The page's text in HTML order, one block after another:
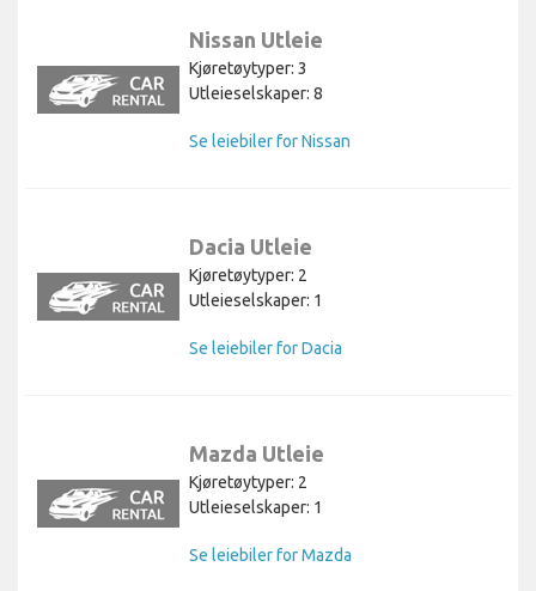
Nissan Utleie
Kjøretøytyper: 3
Utleieselskaper: 8
Se leiebiler for Nissan
Dacia Utleie
Kjøretøytyper: 2
Utleieselskaper: 1
Se leiebiler for Dacia
Mazda Utleie
Kjøretøytyper: 2
Utleieselskaper: 1
Se leiebiler for Mazda